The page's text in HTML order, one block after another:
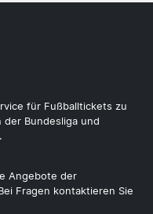
für Fußballtickets zu
Bundesliga und
Angebote der
Fragen kontaktieren Sie